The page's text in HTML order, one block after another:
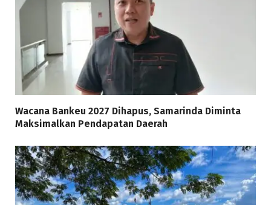
Wacana Bankeu 2027 Dihapus, Samarinda Diminta
Maksimalkan Pendapatan Daerah